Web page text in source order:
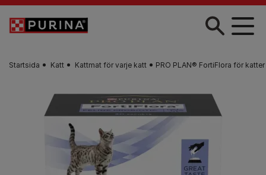
Skip to main content
Startsida Katt Kattmat för varje katt PRO PLAN® FortiFlora för katter